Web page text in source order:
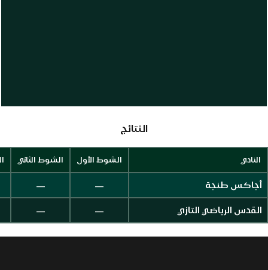
النتائج
النادي الشوط الأول الشوط الثاني
أجاكس طنجة —
—
القدس الرياضي التازي —
—